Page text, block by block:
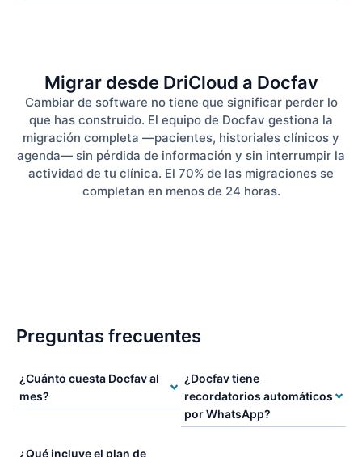
Migrar desde DriCloud a Docfav
Cambiar de software no tiene que significar perder lo
que has construido. El equipo de Docfav gestiona la
migración completa —pacientes, historiales clínicos y
agenda— sin pérdida de información y sin interrumpir la
actividad de tu clínica. El 70% de las migraciones se
completan en menos de 24 horas.
Preguntas frecuentes
¿Cuánto cuesta Docfav al
mes?
¿Qué incluye el plan de
¿Docfav tiene
recordatorios automáticos
por WhatsApp?